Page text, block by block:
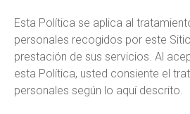
Esta Política se aplica al
personales recogidos por este
prestación de sus servicios. Al
esta Política, usted consiente el
personales según lo aquí descrito.